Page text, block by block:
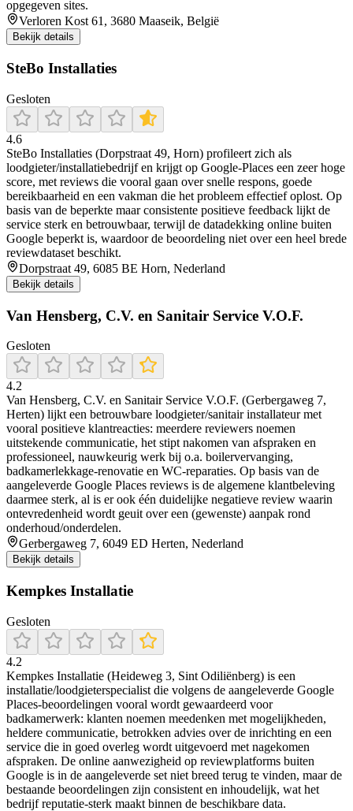
opgegeven sites.
Verloren Kost 61, 3680 Maaseik, België
Bekijk details
SteBo Installaties
Gesloten
4.6
SteBo Installaties (Dorpstraat 49, Horn) profileert zich als
loodgieter/installatiebedrijf en krijgt op Google-Places een zeer hoge
score, met reviews die vooral gaan over snelle respons, goede
bereikbaarheid en een vakman die het probleem effectief oplost. Op
basis van de beperkte maar consistente positieve feedback lijkt de
service sterk en betrouwbaar, terwijl de datadekking online buiten
Google beperkt is, waardoor de beoordeling niet over een heel brede
reviewdataset beschikt.
Dorpstraat 49, 6085 BE Horn, Nederland
Bekijk details
Van Hensberg, C.V. en Sanitair Service V.O.F.
Gesloten
4.2
Van Hensberg, C.V. en Sanitair Service V.O.F. (Gerbergaweg 7,
Herten) lijkt een betrouwbare loodgieter/sanitair installateur met
vooral positieve klantreacties: meerdere reviewers noemen
uitstekende communicatie, het stipt nakomen van afspraken en
professioneel, nauwkeurig werk bij o.a. boilervervanging,
badkamerlekkage-renovatie en WC-reparaties. Op basis van de
aangeleverde Google Places reviews is de algemene klantbeleving
daarmee sterk, al is er ook één duidelijke negatieve review waarin
ontevredenheid wordt geuit over een (gewenste) aanpak rond
onderhoud/onderdelen.
Gerbergaweg 7, 6049 ED Herten, Nederland
Bekijk details
Kempkes Installatie
Gesloten
4.2
Kempkes Installatie (Heideweg 3, Sint Odiliënberg) is een
installatie/loodgieterspecialist die volgens de aangeleverde Google
Places-beoordelingen vooral wordt gewaardeerd voor
badkamerwerk: klanten noemen meedenken met mogelijkheden,
heldere communicatie, betrokken advies over de inrichting en een
service die in goed overleg wordt uitgevoerd met nagekomen
afspraken. De online aanwezigheid op reviewplatforms buiten
Google is in de aangeleverde set niet breed terug te vinden, maar de
bestaande beoordelingen zijn consistent en inhoudelijk, wat het
bedrijf reputatie-sterk maakt binnen de beschikbare data.